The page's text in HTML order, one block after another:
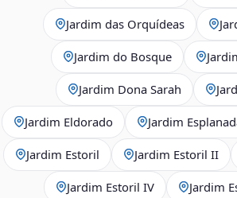
Jardim das Orquídeas
Jardim do Bosque
Jardim Dona Sarah
Jardim Eldorado Jardim
Jardim Estoril Jardim Estoril II
Jardim Estoril IV Jardim